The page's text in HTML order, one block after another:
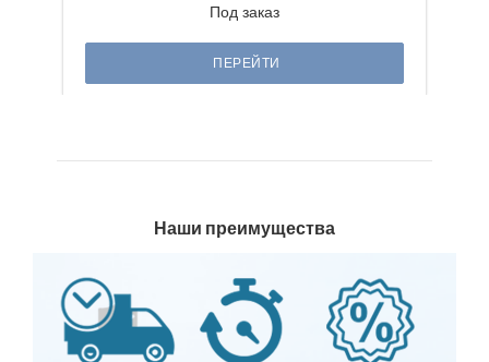
Под заказ
ПЕРЕЙТИ
Наши преимущества